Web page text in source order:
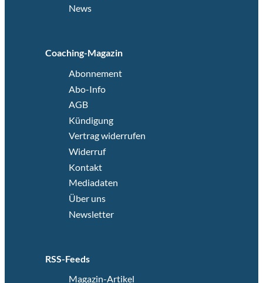
News
Coaching-Magazin
Abonnement
Abo-Info
AGB
Kündigung
Vertrag widerrufen
Widerruf
Kontakt
Mediadaten
Über uns
Newsletter
RSS-Feeds
Magazin-Artikel